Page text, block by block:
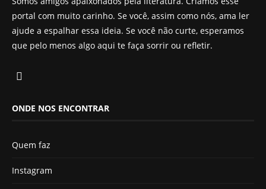
portal com muito carinho. Se você, assim como nós, ama ler
ajude a espalhar essa ideia. Se você não curte, esperamos
que pelo menos algo aqui te faça sorrir ou refletir.
ONDE NOS ENCONTRAR
Quem faz
Instagram